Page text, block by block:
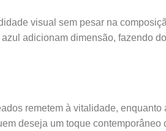
visual sem pesar na
adicionam dimensão, fazendo
remetem à vitalidade, enquanto
deseja um toque contemporâneo